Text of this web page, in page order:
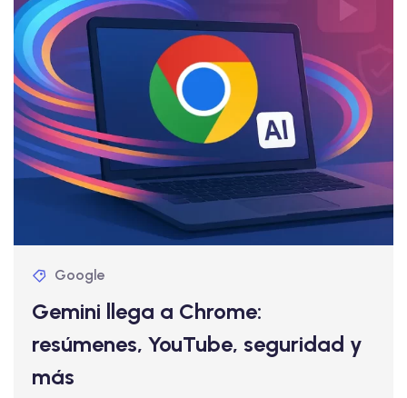
Google
Gemini llega a Chrome:
resúmenes, YouTube, seguridad y
más